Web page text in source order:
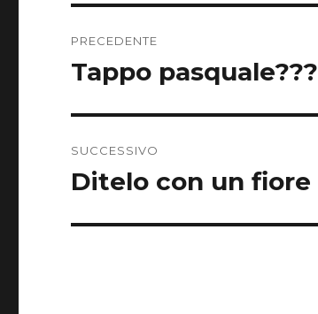
articoli
PRECEDENTE
Articolo
Tappo pasquale???
SUCCESSIVO
Articolo
Ditelo con un fiore